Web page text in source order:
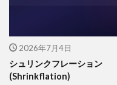
2026年7月4日
シュリンクフレーション
(Shrinkflation)